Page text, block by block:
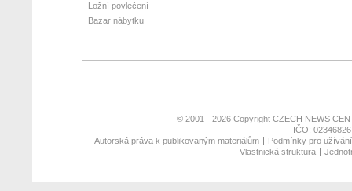
Ložní povlečení
Bazar nábytku
© 2001 - 2026 Copyright CZECH NEWS
IČO:
Autorská práva k publikovaným materiálům
Podmínky pro
Vlastnická struktura